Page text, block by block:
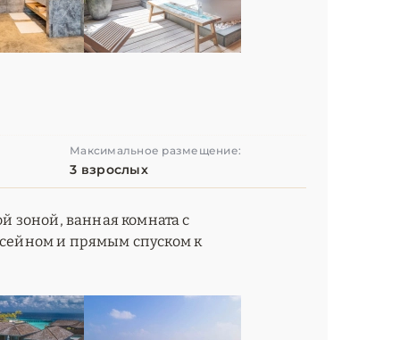
Максимальное размещение:
3 взрослых
зоной, ванная комната с
и прямым спуском к